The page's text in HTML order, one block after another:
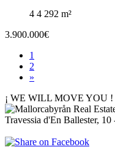
4 4 292 m²
3.900.000€
1
2
»
¡ WE WILL MOVE YOU !
Travessia d'En Ballester,